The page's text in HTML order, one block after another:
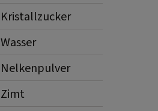
Kristallzucker
Wasser
Nelkenpulver
Zimt